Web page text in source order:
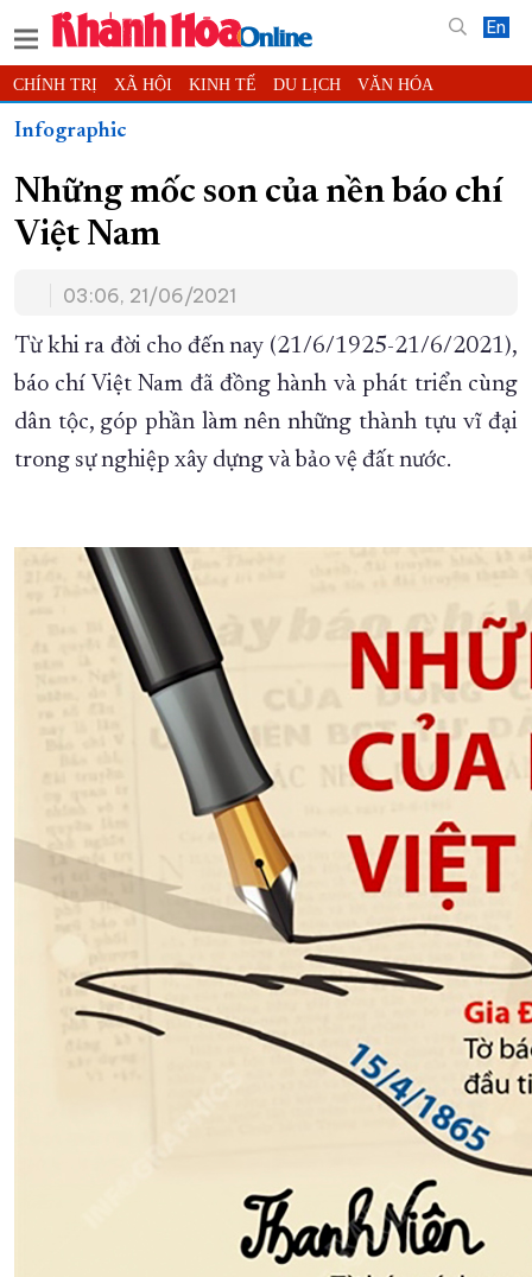
En
CHÍNH TRỊ XÃ HỘI KINH TẾ DU LỊCH VĂN HÓA
THỂ THAO ĐỜI SỐNG
THẾ GIỚI MULTIMEDIA VIDEO ĐỌC BÁO ONLINE
PODCAST THÔNG TIN - QUẢNG CÁO
QUY HOẠCH TỈNH KHÁNH HÒA
XÂY DỰNG NÔNG THÔN MỚI LỊCH CẮT ĐIỆN
TÀU - XE - MÁY BAY
XÂY DỰNG KHÁNH HÒA TRỞ THÀNH THÀNH PHỐ TRỰC THUỘC
ĐẠI HỘI ĐẢNG CÁC CẤP VỀ BÁO KHÁNH HÒA
Infographic
Những mốc son của nền báo chí
Việt Nam
03:06, 21/06/2021
Từ khi ra đời cho đến nay (21/6/1925-21/6/2021),
báo chí Việt Nam đã đồng hành và phát triển cùng
dân tộc, góp phần làm nên những thành tựu vĩ đại
trong sự nghiệp xây dựng và bảo vệ đất nước.